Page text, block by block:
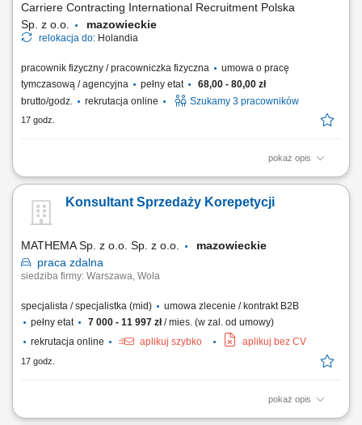
Carriere Contracting International Recruitment Polska
Sp. z o.o.
mazowieckie
relokacja do: Holandia
pracownik fizyczny / pracowniczka fizyczna
umowa o pracę
tymczasową / agencyjna
pełny etat
68,00 - 80,00 zł
brutto/godz.
rekrutacja online Szukamy 3 pracowników
17 godz.
pokaż opis
Chcesz zacząć pracę za granicą i szukasz stabilnego zatrudnienia w
konkurencyjne wynagrodzenie, bezpieczne zakwaterowanie oraz
wsparcie na każdym etapie pracy. Nawet jeśli nie masz dużego
Konsultant Sprzedaży Korepetycji
MATHEMA Sp. z o.o. Sp. z o.o.
mazowieckie
praca zdalna
siedziba firmy: Warszawa, Wola
specjalista / specjalistka (mid)
umowa zlecenie / kontrakt B2B
pełny etat
7 000 - 11 997 zł/ mies. (w zal. od umowy)
rekrutacja online
aplikuj szybko aplikuj bez CV
17 godz.
pokaż opis
Opis stanowiska: Zapewniamy ciepłą bazę klientów – zainteresowani